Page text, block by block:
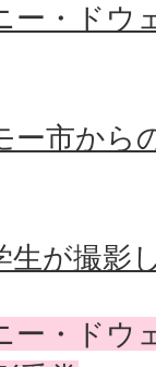
ー・ドウ
ー市から
生が撮影
ー・ドウ